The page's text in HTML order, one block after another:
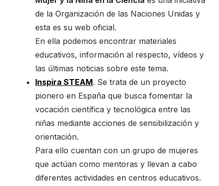
de la Organización de las Naciones Unidas y
esta es su web oficial.
En ella podemos encontrar materiales
educativos, información al respecto, vídeos y
las últimas noticias sobre este tema.
Inspira STEAM. Se trata de un proyecto
pionero en España que busca fomentar la
vocación científica y tecnológica entre las
niñas mediante acciones de sensibilización y
orientación.
Para ello cuentan con un grupo de mujeres
que actúan como mentoras y llevan a cabo
diferentes actividades en centros educativos.